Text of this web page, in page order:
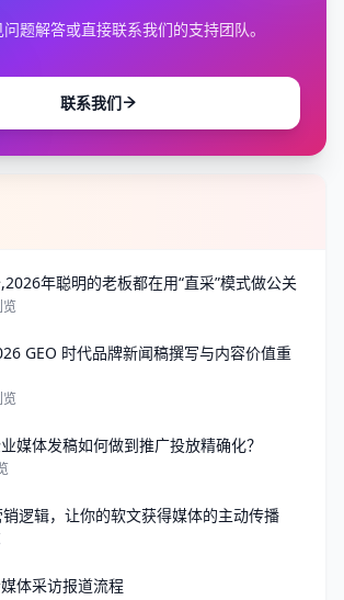
题解答或直接联系我们的支持团队。
联系我们
年聪明的老板都在用“直采”模式做公关
览
GEO 时代品牌新闻稿撰写与内容价值重
览
媒体发稿如何做到推广投放精确化？
逻辑，让你的软文获得媒体的主动传播
体采访报道流程